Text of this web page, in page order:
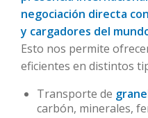
negociación directa
y cargadores del
Esto nos permite
eficientes en distintos
Transporte de
carbón, minerales,